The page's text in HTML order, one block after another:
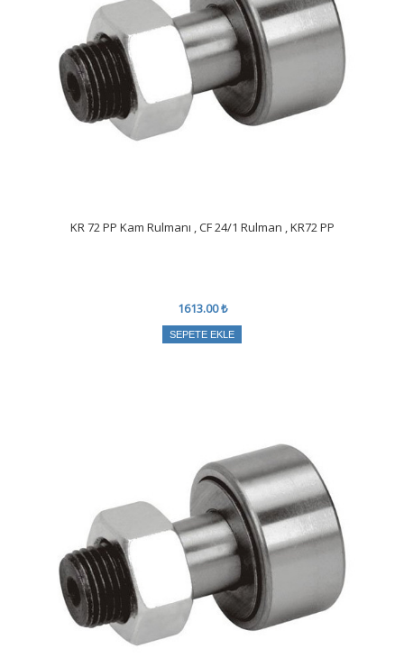
KR 72 PP Kam Rulmanı , CF 24/1 Rulman , KR72 PP
1613.00 ₺
SEPETE EKLE